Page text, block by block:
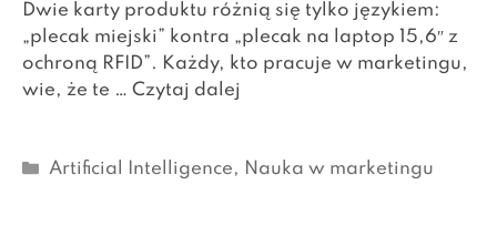
Dwie karty produktu różnią się tylko językiem:
„plecak miejski” kontra „plecak na laptop 15,6″ z
ochroną RFID”. Każdy, kto pracuje w marketingu,
wie, że te … Czytaj dalej
Kategorie
Artificial Intelligence, Nauka w marketingu